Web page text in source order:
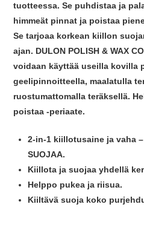
tuotteessa. Se puhdistaa ja
himmeät pinnat ja poistaa
Se tarjoaa korkean kiillon
ajan. DULON POLISH & WAX
voidaan käyttää useilla kovilla
geelipinnoitteella, maalatulla
ruostumattomalla teräksellä.
poistaa -periaate.
2-in-1 kiillotusaine ja vaha –
SUOJAA.
Kiillota ja suojaa yhdellä
Helppo pukea ja riisua.
Kiiltävä suoja koko